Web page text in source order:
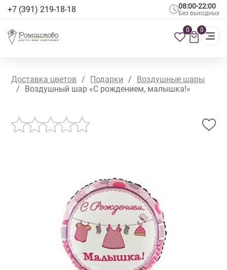
+7 (391) 219-18-18 08:00-22:00
Без выходных
0 0
Доставка цветов / Подарки /
Воздушные шары
/
Воздушный шар «С рождением, малышка!»